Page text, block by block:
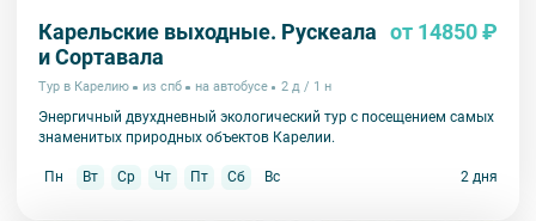
Карельские выходные. Рускеала
и Сортавала
от 14850 ₽
Тур в Карелию из спб на автобусе 2 д / 1 н
Энергичный двухдневный экологический тур с посещением самых
знаменитых природных объектов Карелии.
Пн Вт Ср Чт Пт Сб Вс 2 дня